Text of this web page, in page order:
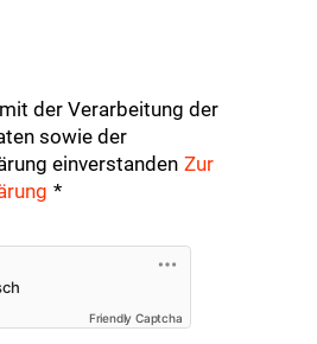
der Verarbeitung der
sowie der
einverstanden Zur
*
Friendly Captcha